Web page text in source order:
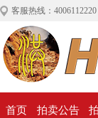
客服热线：4006112220
首页 拍卖公告